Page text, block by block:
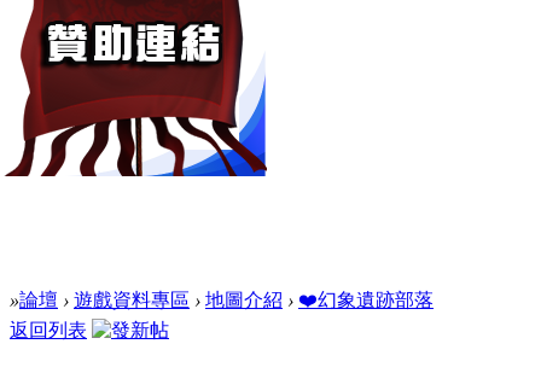
»論壇 › 遊戲資料專區 › 地圖介紹 › ❤️幻象遺跡部落
返回列表